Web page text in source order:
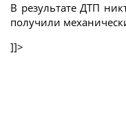
В результате ДТП
получили
]]>